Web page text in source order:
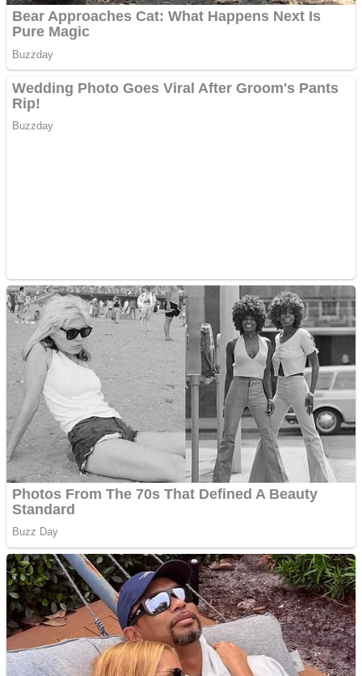
metale
Creez aplicatie
ANDROID pentru siteul
tau
Creez aplicatie
ANDROID pentru siteul
tau
Anuntul tau apare in mai
multe ziare online
Apartamente 2 camere